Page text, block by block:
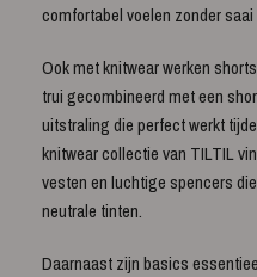
comfortabel voelen zonder
Ook met knitwear werken
trui gecombineerd met een
uitstraling die perfect werkt
knitwear collectie van TILTIL
vesten en luchtige spencers
neutrale tinten.
Daarnaast zijn basics